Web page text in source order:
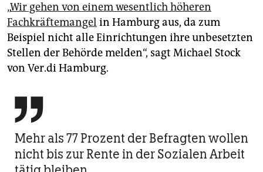
„Wir gehen von einem wesentlich höheren
Fachkräftemangel in Hamburg aus, da zum
Beispiel nicht alle Einrichtungen ihre unbesetzten
Stellen der Behörde melden“, sagt Michael Stock
von Ver.di Hamburg.

Mehr als 77 Prozent der Befragten wollen
nicht bis zur Rente in der Sozialen Arbeit